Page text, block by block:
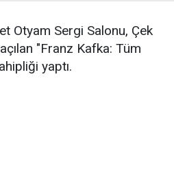
Otyam Sergi Salonu, Çek
"Franz Kafka: Tüm
yaptı.